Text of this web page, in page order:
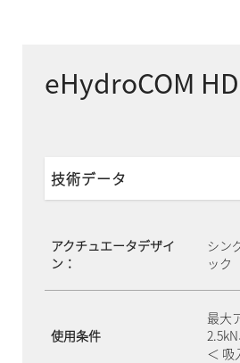
eHydroCOM
技術データ
アクチュエータデザイ
ン：
シン
ック
使用条件
最大
2.5kN
＜ 吸